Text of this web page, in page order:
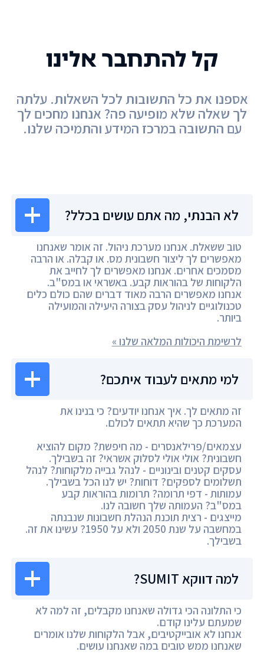
לא הבנתי, מה אתם עושים בכלל?
טוב ששאלת. אנחנו מערכת ניהול. זה אומר שאנחנו
מאפשרים לך ליצור חשבונית מס. או קבלה. או הרבה
מסמכים אחרים. אנחנו מאפשרים לך לחייב את
הלקוחות של בהוראות קבע. באשראי או במס"ב.
אנחנו מאפשרים הרבה מאוד דברים שהם כולם כלים
טכנולוגיים לניהול עסק בצורה היעילה והמועילה
ביותר.
לרשימת היכולות המלאה שלנו »
למי מתאים לעבוד איתכם?
זה מתאים לך. איך אנחנו יודעים? כי בנינו את
המערכת כך שהיא תתאים לכולם.
עצמאים/פרילאנסרים - מה חיפשת? מקום להוציא
חשבונית? אולי אולי לסלוק אשראי? זה בשבילך.
עסקים קטנים ובינוניים - לנהל גבייה מלקוחות? לנהל
תשלומים לספקים? דוחות? יש לנו הכל בשבילך.
עמותות - דפי תרומה? תרומות בהוראות קבע
במס"ב? העמותה שלך חשובה לנו.
מייצגים - רצית תוכנת הנהלת חשבונות שנבנתה
במחשבה על שנת 2050 ולא על 1950? עשינו את זה.
בשבילך.
למה דווקא SUMIT?
כי התלונה הכי גדולה שאנחנו מקבלים, זה למה לא
שמעתם עלינו קודם.
אנחנו לא אובייקטיבים, אבל הלקוחות שלנו אומרים
שאנחנו ממש טובים במה שאנחנו עושים.
קל להתחבר אלינו
אספנו את כל התשובות לכל השאלות. עלתה
לך שאלה שלא מופיעה פה? אנחנו מחכים לך
עם התשובה במרכז המידע והתמיכה שלנו.